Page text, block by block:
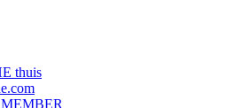
thuis